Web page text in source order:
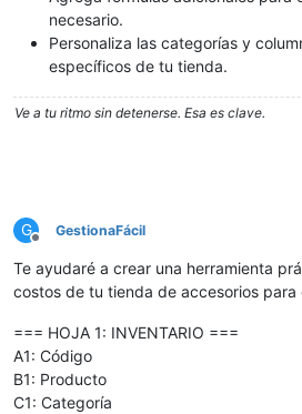
necesario.
Personaliza las categorías y
específicos de tu tienda.
Ve a tu ritmo sin detenerse. Esa es clave.
G
Desconectado
GestionaFácil
Te ayudaré a crear una herramienta
costos de tu tienda de accesorios para
=== HOJA 1: INVENTARIO ===
A1: Código
B1: Producto
C1: Categoría